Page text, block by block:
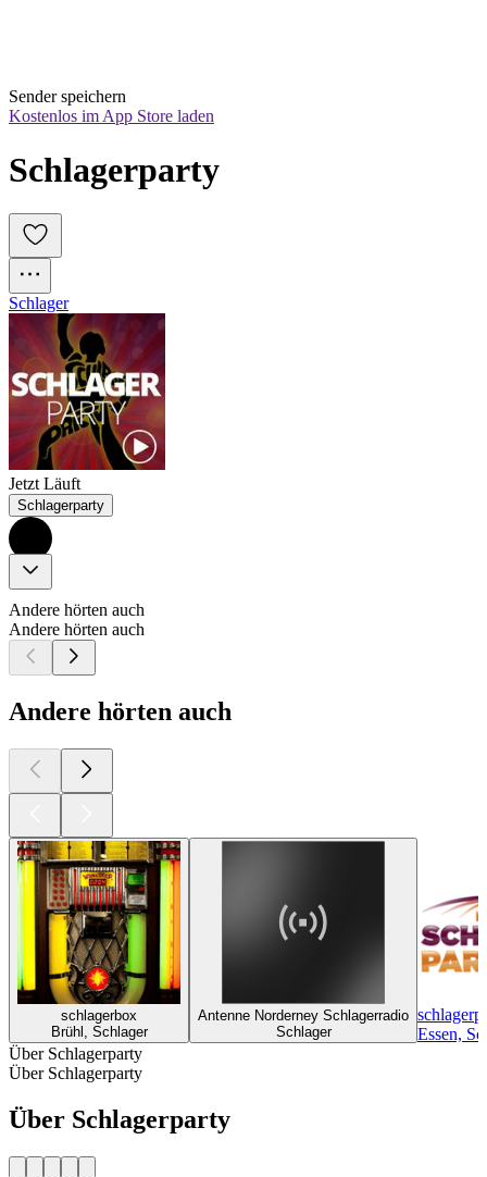
Sender speichern
Kostenlos im App Store laden
Schlagerparty
Schlager
Jetzt Läuft
Schlagerparty
Andere hörten auch
Andere hörten auch
Andere hörten auch
schlagerbox
Brühl, Schlager
Antenne Norderney Schlagerradio
Schlager
Essen,
Über Schlagerparty
Über Schlagerparty
Über Schlagerparty